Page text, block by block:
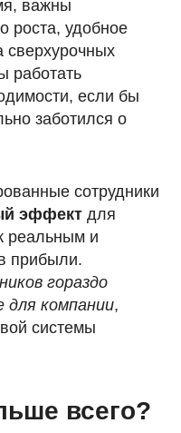
важны
роста, удобное
сверхурочных
работать
если бы
заботился о
сотрудники
эффект для
реальным и
прибыли.
гораздо
для компании,
системы
всего?